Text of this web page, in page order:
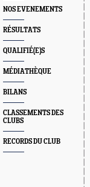
NOS EVENEMENTS
RÉSULTATS
QUALIFIÉ(E)S
MÉDIATHÈQUE
BILANS
CLASSEMENTS DES
CLUBS
RECORDS DU CLUB